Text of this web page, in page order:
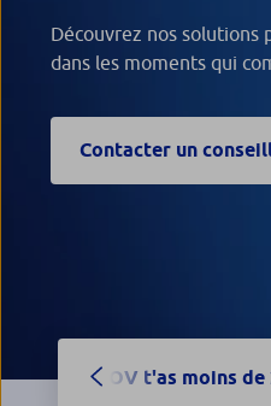
Découvrez nos solutions
dans les moments qui
Contacter un
POV t'as moins de